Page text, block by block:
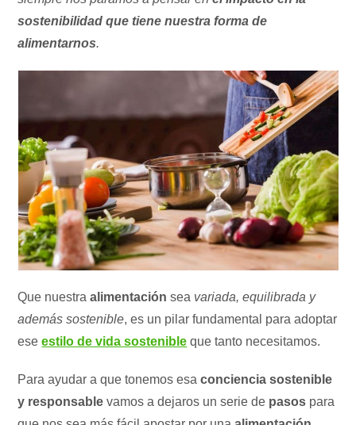
sostenibilidad que tiene nuestra forma de
alimentarnos.
Que nuestraalimentación sea variada, equilibrada y
además sostenible, es un pilar fundamental para adoptar
eseestilo de vida sostenible que tanto necesitamos.
Para ayudar a que tonemos esaconciencia sostenible
y responsable vamos a dejaros un serie de pasos para